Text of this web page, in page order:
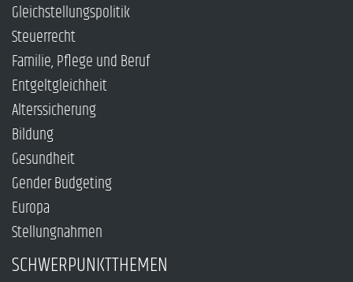
Gleichstellungspolitik
Steuerrecht
Familie, Pflege und Beruf
Entgeltgleichheit
Alterssicherung
Bildung
Gesundheit
Gender Budgeting
Europa
Stellungnahmen
SCHWERPUNKTTHEMEN